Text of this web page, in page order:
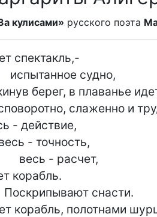
кулисами» русского поэта
спектакль,-
берег, в плаванье
слаженно и
- действие,
корабль.
корабль, полотнами